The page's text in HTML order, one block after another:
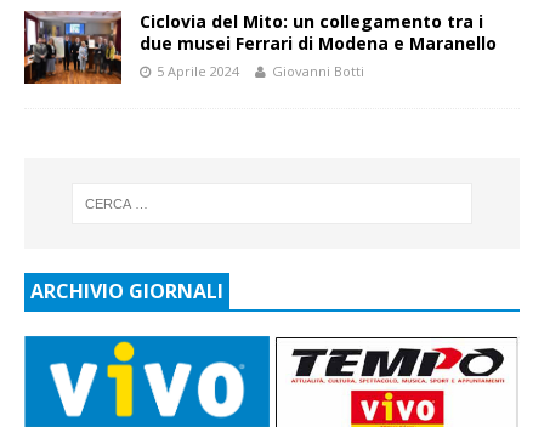
Ciclovia del Mito: un collegamento tra i
due musei Ferrari di Modena e Maranello
5 Aprile 2024 Giovanni Botti
ARCHIVIO GIORNALI